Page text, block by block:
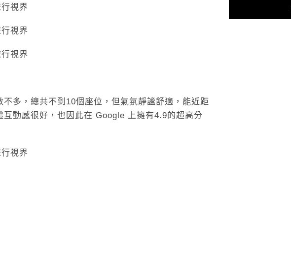
多，總共不到10個座位，但氣氛靜謐舒適，能近距
動感很好，也因此在 Google 上擁有4.9的超高分